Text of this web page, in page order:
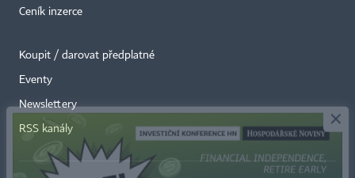
Ceník inzerce
Koupit / darovat předplatné
Eventy
Newslettery
RSS kanály